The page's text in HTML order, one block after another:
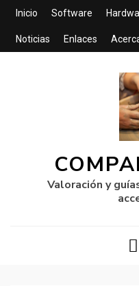
Inicio Software
Noticias Enlaces
Valoración y